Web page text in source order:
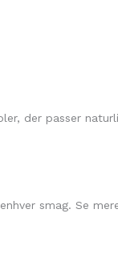
der passer
smag. Se